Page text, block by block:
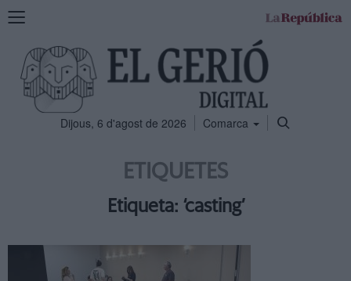
Mostra
navegació
Dijous, 6 d'agost de 2026 Comarca
ETIQUETES
Etiqueta: ‘casting’